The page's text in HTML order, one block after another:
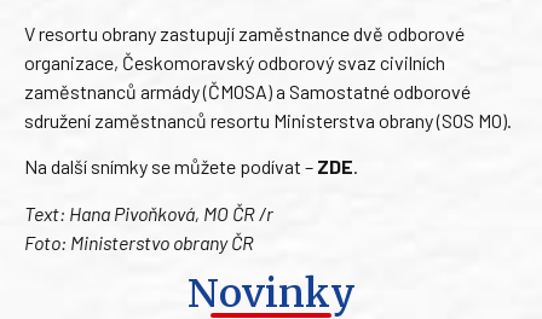
V resortu obrany zastupují zaměstnance dvě odborové
organizace, Českomoravský odborový svaz civilních
zaměstnanců armády (ČMOSA) a Samostatné odborové
sdružení zaměstnanců resortu Ministerstva obrany (SOS MO).
Na další snímky se můžete podívat – ZDE.
Text: Hana Pivoňková, MO ČR /r
Foto: Ministerstvo obrany ČR
Novinky